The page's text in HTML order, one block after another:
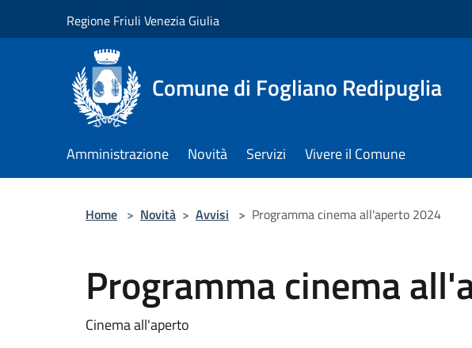
Regione Friuli Venezia Giulia
Comune di Fogliano Redipuglia
Amministrazione Novità Servizi Vivere il Comune
Home > Novità > Avvisi > Programma cinema all'aperto 2024
Programma cinema
Cinema all'aperto